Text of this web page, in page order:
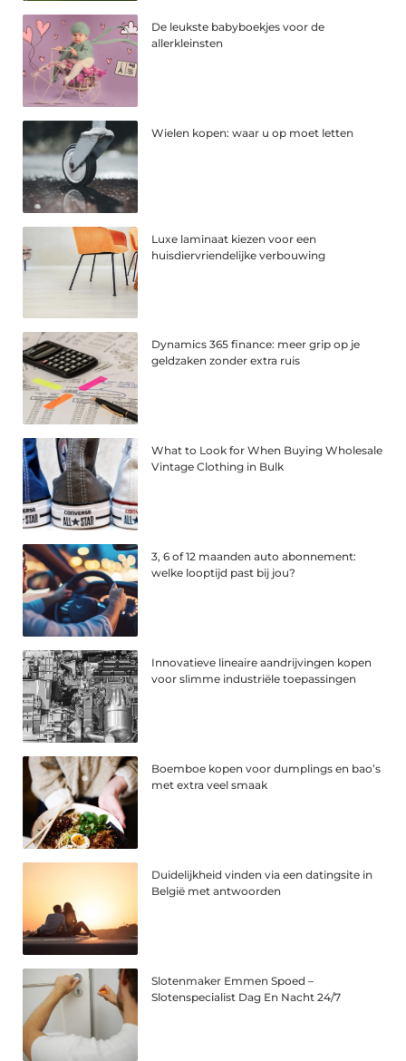
De leukste babyboekjes voor de
allerkleinsten
Wielen kopen: waar u op moet letten
Luxe laminaat kiezen voor een
huisdiervriendelijke verbouwing
Dynamics 365 finance: meer grip op je
geldzaken zonder extra ruis
What to Look for When Buying Wholesale
Vintage Clothing in Bulk
3, 6 of 12 maanden auto abonnement:
welke looptijd past bij jou?
Innovatieve lineaire aandrijvingen kopen
voor slimme industriële toepassingen
Boemboe kopen voor dumplings en bao’s
met extra veel smaak
Duidelijkheid vinden via een datingsite in
België met antwoorden
Slotenmaker Emmen Spoed –
Slotenspecialist Dag En Nacht 24/7